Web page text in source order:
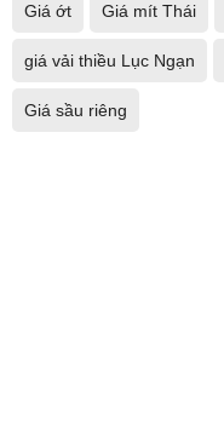
Giá ớt Giá mít Thái
giá vải thiều Lục Ngạn
Giá sầu riêng